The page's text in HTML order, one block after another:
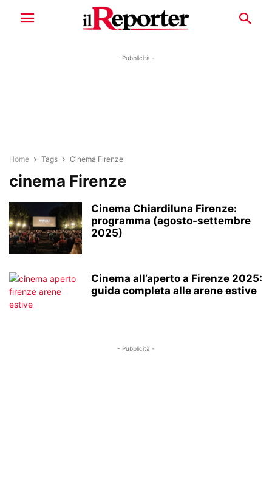
- Pubblicità -
Home Tags Cinema Firenze
cinema Firenze
Cinema Chiardiluna Firenze:
programma (agosto-settembre
2025)
Cinema all’aperto a Firenze 2025:
guida completa alle arene estive
- Pubblicità -